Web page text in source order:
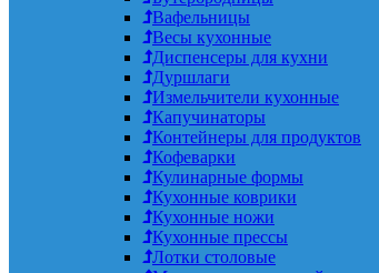
Вафельницы
Весы кухонные
Диспенсеры для кухни
Дуршлаги
Измельчители кухонные
Капучинаторы
Контейнеры для продуктов
Кофеварки
Кулинарные формы
Кухонные коврики
Кухонные ножи
Кухонные прессы
Лотки столовые